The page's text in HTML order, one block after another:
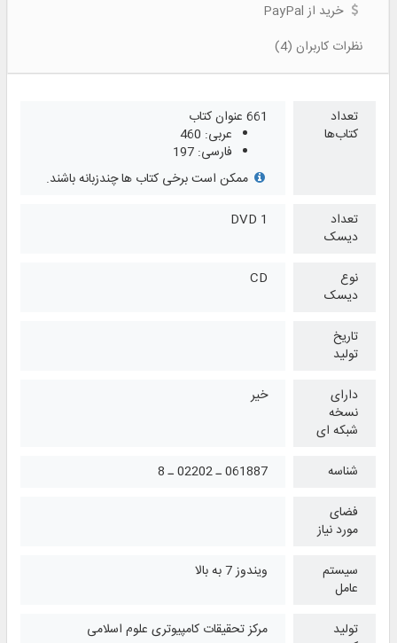
خرید از PayPal
نظرات کاربران (4)
تعداد
کتاب‌ها
661 عنوان کتاب
عربی: 460
فارسی: 197
ممکن است برخی کتاب ها چندزبانه باشند.
تعداد
دیسک
1 DVD
نوع
دیسک
CD
تاریخ
تولید
دارای
نسخه
شبکه ای
خیر
شناسه
061887 ـ 02202 ـ 8
فضای
مورد نیاز
سیستم
عامل
ویندوز 7 به بالا
تولید
مرکز تحقیقات کامپیوتری علوم اسلامی